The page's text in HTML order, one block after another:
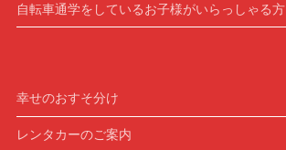
自転車通学をしているお子様がいらっしゃる方
幸せのおすそ分け
レンタカーのご案内